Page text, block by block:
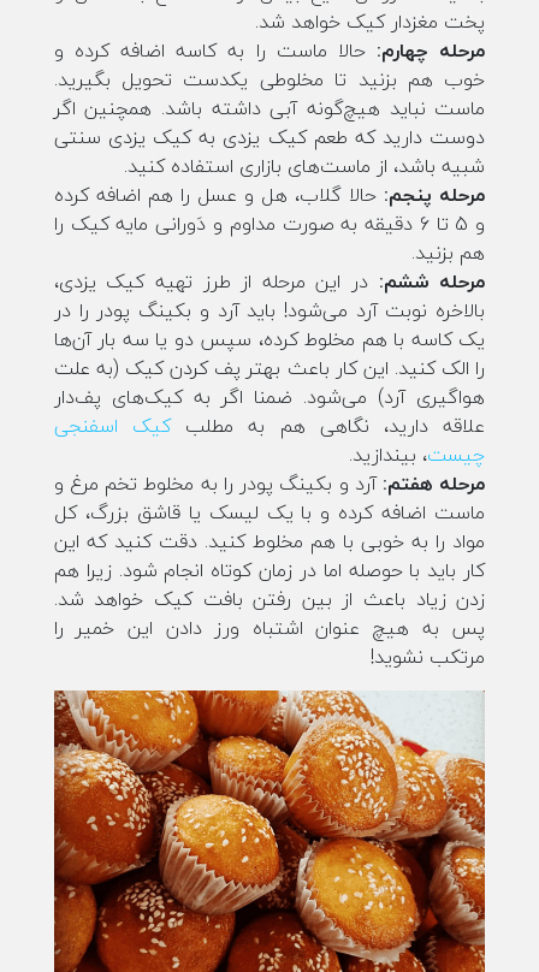
پخت مغزدار کیک خواهد شد.
مرحله چهارم: حالا ماست را به کاسه اضافه کرده و
خوب هم بزنید تا مخلوطی یکدست تحویل بگیرید.
ماست نباید هیچ‌گونه آبی داشته باشد. همچنین اگر
دوست دارید که طعم کیک یزدی به کیک یزدی سنتی
شبیه باشد، از ماست‌های بازاری استفاده کنید.
مرحله پنجم: حالا گلاب، هل و عسل را هم اضافه کرده
و 5 تا 6 دقیقه به صورت مداوم و دَورانی مایه کیک را
هم بزنید.
مرحله ششم: در این مرحله از طرز تهیه کیک یزدی،
بالاخره نوبت آرد می‌شود! باید آرد و بکینگ پودر را در
یک کاسه با هم مخلوط کرده، سپس دو یا سه بار آن‌ها
را الک کنید. این کار باعث بهتر پف کردن کیک (به علت
هواگیری آرد) می‌شود. ضمنا اگر به کیک‌های پف‌دار
علاقه دارید، نگاهی هم به مطلبکیک اسفنجی
چیست، بیندازید.
مرحله هفتم:آرد و بکینگ پودر را به مخلوط تخم مرغ و
ماست اضافه کرده و با یک لیسک یا قاشق بزرگ، کل
مواد را به خوبی با هم مخلوط کنید. دقت کنید که این
کار باید با حوصله اما در زمان کوتاه انجام شود. زیرا هم
زدن زیاد باعث از بین رفتن بافت کیک خواهد شد.
پس به هیچ عنوان اشتباه ورز دادن این خمیر را
مرتکب نشوید!